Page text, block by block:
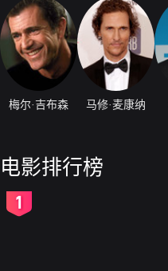
梅尔·吉布森 马修·麦康纳
电影排行榜